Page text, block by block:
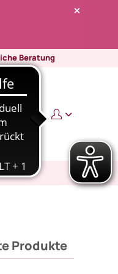
Beratung
0,00 €
Produkte